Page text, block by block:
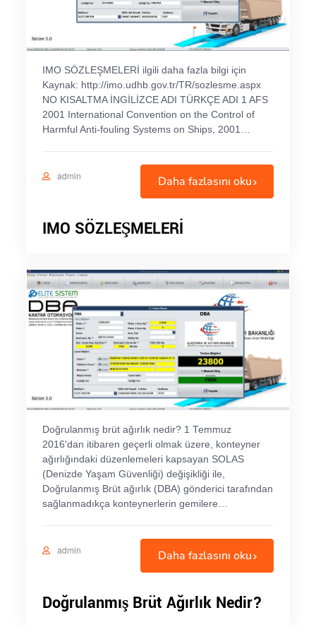
IMO SÖZLEŞMELERİ ilgili daha fazla bilgi için
Kaynak: http://imo.udhb.gov.tr/TR/sozlesme.aspx
NO KISALTMA İNGİLİZCE ADI TÜRKÇE ADI 1 AFS
2001 International Convention on the Control of
Harmful Anti-fouling Systems on Ships, 2001…
admin Daha fazlasını oku
IMO SÖZLEŞMELERİ
Doğrulanmış brüt ağırlık nedir? 1 Temmuz
2016'dan itibaren geçerli olmak üzere, konteyner
ağırlığındaki düzenlemeleri kapsayan SOLAS
(Denizde Yaşam Güvenliği) değişikliği ile,
Doğrulanmış Brüt ağırlık (DBA) gönderici tarafından
sağlanmadıkça konteynerlerin gemilere…
admin Daha fazlasını oku
Doğrulanmış Brüt Ağırlık Nedir?